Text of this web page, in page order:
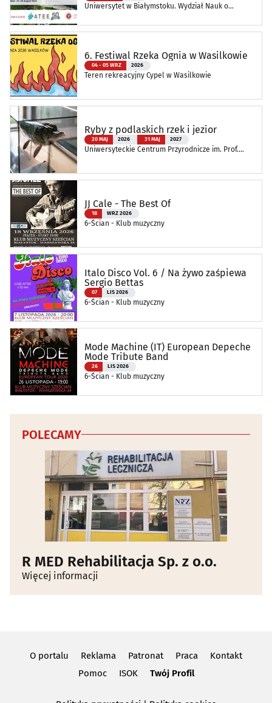
Uniwersytet w Białymstoku. Wydział Nauk o
6. Festiwal Rzeka Ognia w Wasilkowie
04 - 05 WRZ 2026
Teren rekreacyjny Cypel w Wasilkowie
Ryby z podlaskich rzek i jezior
20 MAJ 2026 31 MAJ 2027
Uniwersyteckie Centrum Przyrodnicze im. Prof.
JJ Cale - The Best Of
18 WRZ 2026
6-Ścian - Klub muzyczny
Italo Disco Vol. 6 / Na żywo zaśpiewa
Sergio Bettas
07 LIS 2026
6-Ścian - Klub muzyczny
Mode Machine (IT) European Depeche
Mode Tribute Band
26 LIS 2026
6-Ścian - Klub muzyczny
POLECAMY
R MED Rehabilitacja Sp. z o.o.
Więcej informacji
O portalu Reklama Patronat Praca
Kontakt
Pomoc
ISOK Twój Profil